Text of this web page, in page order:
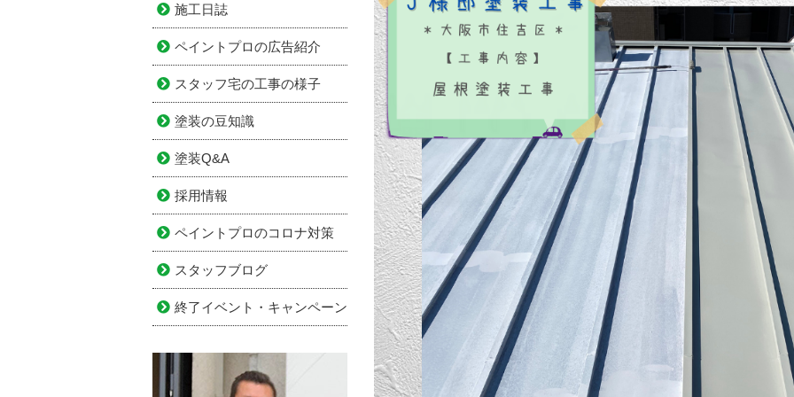
施工日誌
ペイントプロの広告紹介
スタッフ宅の工事の様子
塗装の豆知識
塗装Q&A
採用情報
ペイントプロのコロナ対策
スタッフブログ
終了イベント・キャンペーン